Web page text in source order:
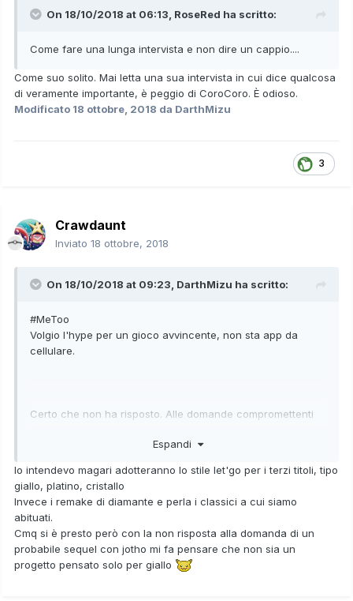
On 18/10/2018 at 06:13, RoseRed ha scritto:
Come fare una lunga intervista e non dire un cappio....
Come suo solito. Mai letta una sua intervista in cui dice qualcosa
di veramente importante, è peggio di CoroCoro. È odioso.
Modificato 18 ottobre, 2018 da DarthMizu
3
Crawdaunt
Inviato 18 ottobre, 2018
On 18/10/2018 at 09:23, DarthMizu ha scritto:
#MeToo
Volgio l'hype per un gioco avvincente, non sta app da
cellulare.
Certo che non ha risposto. Alle domande compromettenti
troppo presto per parlarne, ma delle mega e roba serie ha
parlare e questo non vuol giustamente farlo sapere ahahah
Cmq
, mi arrabbierei se dovessero togliere
la tradizione dei remake, sempre pieni di contenuti e
aggiornati, per introdurre questa serie vuota di let's go.
Espandi
Io intendevo magari adotteranno lo stile let'go per i terzi titoli, tipo
giallo, platino, cristallo
Invece i remake di diamante e perla i classici a cui siamo
abituati.
Cmq si è presto però con la non risposta alla domanda di un
probabile sequel con jotho mi fa pensare che non sia un
progetto pensato solo per giallo